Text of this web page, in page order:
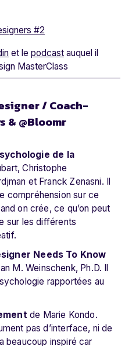
#2
et le podcast auquel il
MasterClass
/ Coach-
& @Bloomr
de la
Christophe
et Franck Zenasni. Il
compréhension sur ce
on crée, ce qu’on peut
sur les différents
Needs To Know
M. Weinschenk, Ph.D. Il
rapportées au
de Marie Kondo.
pas d’interface, ni de
beaucoup inspiré car